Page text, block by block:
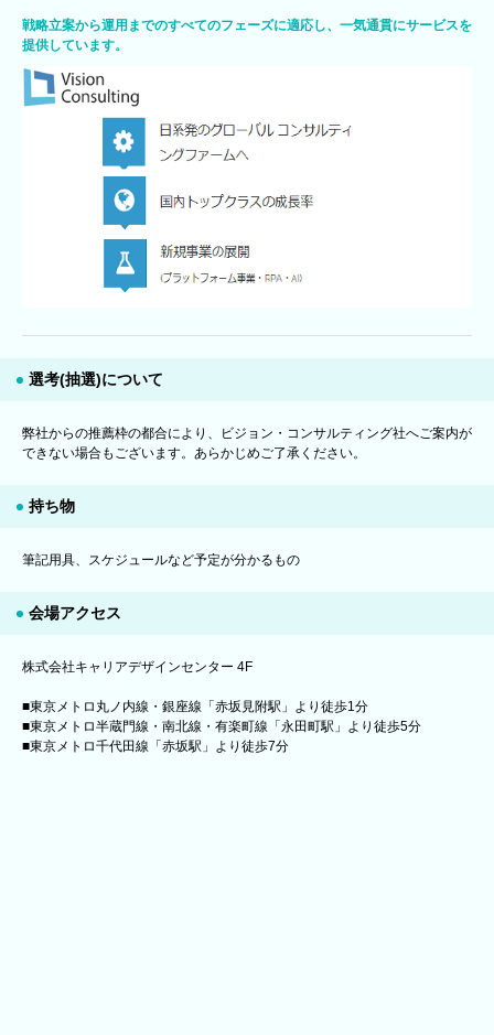
戦略立案から運用までのすべてのフェーズに適応し、一気通貫にサービスを
提供しています。
選考(抽選)について
弊社からの推薦枠の都合により、ビジョン・コンサルティング社へご案内が
できない場合もございます。あらかじめご了承ください。
持ち物
筆記用具、スケジュールなど予定が分かるもの
会場アクセス
株式会社キャリアデザインセンター 4F
■東京メトロ丸ノ内線・銀座線「赤坂見附駅」より徒歩1分
■東京メトロ半蔵門線・南北線・有楽町線「永田町駅」より徒歩5分
■東京メトロ千代田線「赤坂駅」より徒歩7分